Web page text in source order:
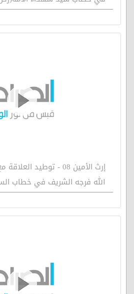
إرث الأمين 08 - توطيد
الله فرجه الشريف في خطاب